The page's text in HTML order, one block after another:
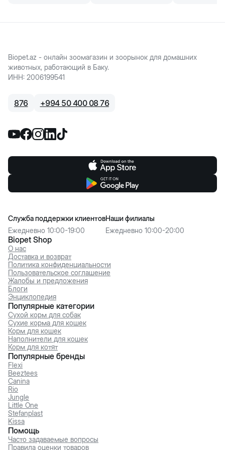
Biopet.az - онлайн зоомагазин и зоорынок для домашних
животных, работающий в Баку.
ИНН: 2006199541
876 +994 50 400 08 76
Biopet Shop
О нас
Доставка и возврат
Политика конфиденциальности
Пользовательское соглашение
Жалобы и предложения
Блоги
Энциклопедия
Служба поддержки клиентов
Ежедневно 10:00-19:00
Наши филиалы
Ежедневно 10:00-20:00
Популярные категории
Сухой корм для собак
Сухие корма для кошек
Корм для кошек
Наполнители для кошек
Корм для котят
Популярные бренды
Flexi
Beeztees
Canina
Rio
Jungle
Little One
Stefanplast
Kissa
Помощь
Часто задаваемые вопросы
Правила оценки товаров